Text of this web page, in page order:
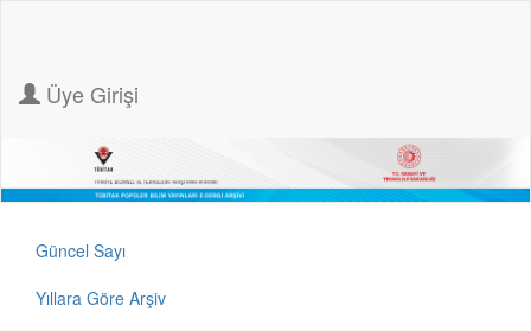
Üye Girişi
Güncel Sayı
Yıllara Göre Arşiv